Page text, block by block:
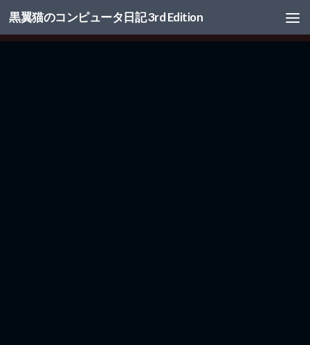
コンテンツへスキップ
黒翼猫のコンピュータ日記 3rd Edition